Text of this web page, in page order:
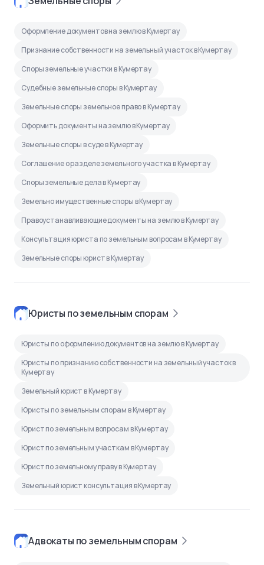
Оформление документов на землю в Кумертау
Признание собственности на земельный участок в Кумертау
Споры земельные участки в Кумертау
Судебные земельные споры в Кумертау
Земельные споры земельное право в Кумертау
Оформить документы на землю в Кумертау
Земельные споры в суде в Кумертау
Соглашение о разделе земельного участка в Кумертау
Споры земельные дела в Кумертау
Земельно имущественные споры в Кумертау
Правоустанавливающие документы на землю в Кумертау
Консультация юриста по земельным вопросам в Кумертау
Земельные споры юрист в Кумертау
Юристы по земельным спорам
Юристы по оформлению документов на землю в Кумертау
Юристы по признанию собственности на земельный участок в
Кумертау
Земельный юрист в Кумертау
Юристы по земельным спорам в Кумертау
Юрист по земельным вопросам в Кумертау
Юрист по земельным участкам в Кумертау
Юрист по земельному праву в Кумертау
Земельный юрист консультация в Кумертау
Адвокаты по земельным спорам